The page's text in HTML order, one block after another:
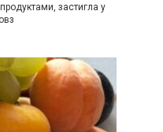
застигла у